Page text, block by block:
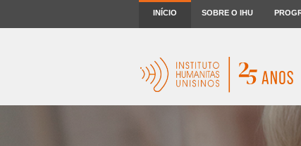
INÍCIO SOBRE O IHU